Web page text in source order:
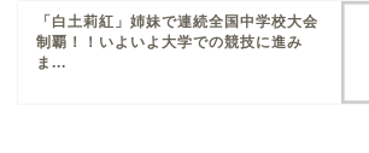
「白土莉紅」姉妹で連続全国中学校大会
制覇！！いよいよ大学での競技に進み
ま...